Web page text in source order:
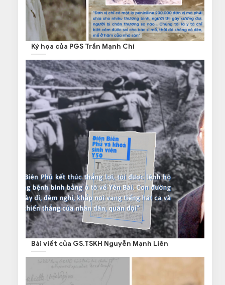
Ký họa của PGS Trần Mạnh Chí
Bài viết của GS.TSKH Nguyễn Mạnh Liên